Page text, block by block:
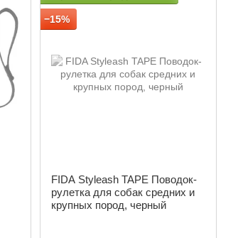
−15%
FIDA Styleash TAPE Поводок-
рулетка для собак средних и
крупных пород, черный